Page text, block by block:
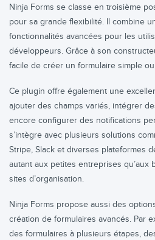
Ninja Forms se classe en troisième
pour sa grande flexibilité. Il combine
fonctionnalités avancées pour les
développeurs. Grâce à son
facile de créer un formulaire simple
Ce plugin offre également une
ajouter des champs variés, intégrer
encore configurer des notifications
s’intègre avec plusieurs solutions
Stripe, Slack et diverses plateformes
autant aux petites entreprises qu’aux
sites d’organisation.
Ninja Forms propose aussi des
création de formulaires avancés. Par
des formulaires à plusieurs étapes,